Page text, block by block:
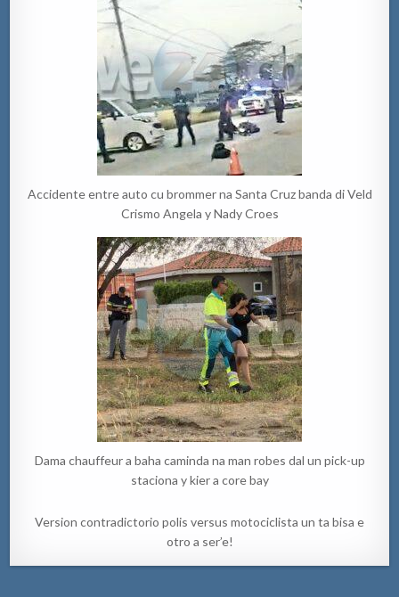
Accidente entre auto cu brommer na Santa Cruz banda di Veld
Crismo Angela y Nady Croes
Dama chauffeur a baha caminda na man robes dal un pick-up
staciona y kier a core bay
Version contradictorio polis versus motociclista un ta bisa e
otro a ser’e!